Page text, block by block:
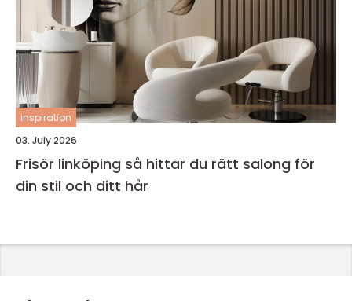
inspiration
03. July 2026
Frisör linköping så hittar du rätt salong för
din stil och ditt hår